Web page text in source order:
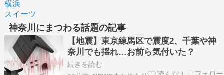
横浜
スイーツ
神奈川にまつわる話題の記事
【地震】東京練馬区で震度2、千葉や神
奈川でも揺れ…お前ら気付いた？
続きを読む